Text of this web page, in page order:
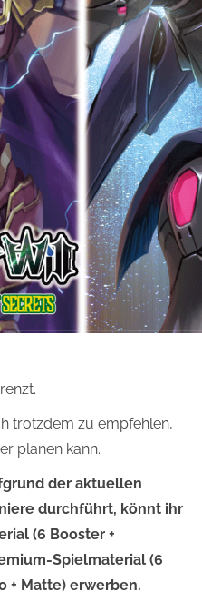
trotzdem zu empfehlen,
planen kann.
der aktuellen
durchführt, könnt ihr
(6 Booster +
Spielmaterial (6
+ Matte) erwerben.